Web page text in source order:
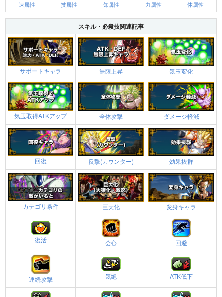
速属性 技属性 知属性 力属性 体属性
スキル・必殺技関連記事
サポートキャラ 無限上昇 気玉変化
気玉取得ATKアップ 全体攻撃 ダメージ軽減
回復 反撃(カウンター) 効果抜群
カテゴリ条件 巨大化 変身キャラ
復活 会心 回避
連続攻撃 気絶 ATK低下